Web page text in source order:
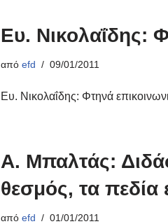
Ευ. Νικολαΐδης:
απόefd 09/01/2011
Ευ. Νικολαΐδης: Φτηνά
Α. Μπαλτάς:
θεσμός, τα πεδία
απόefd 01/01/2011